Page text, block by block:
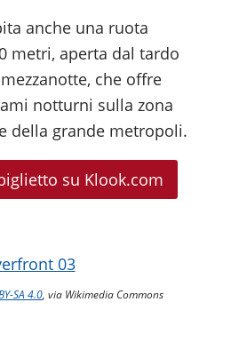
anche una ruota
metri, aperta dal tardo
che offre
notturni sulla zona
della grande metropoli.
su Klook.com
SA 4.0, via Wikimedia Commons